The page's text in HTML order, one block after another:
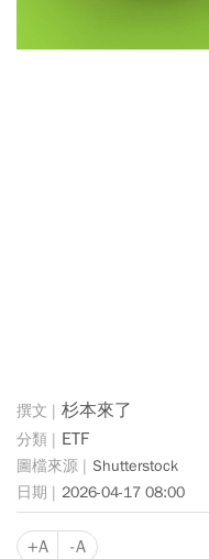
杉本來了
ETF
Shutterstock
2026-04-17 08:00
+A -A